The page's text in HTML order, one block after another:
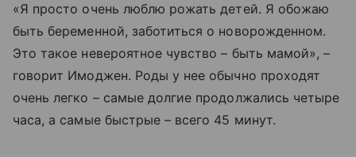
«Я просто очень люблю рожать детей. Я обожаю
быть беременной, заботиться о новорожденном.
Это такое невероятное чувство – быть мамой», –
говорит Имоджен. Роды у нее обычно проходят
очень легко – самые долгие продолжались четыре
часа, а самые быстрые – всего 45 минут.